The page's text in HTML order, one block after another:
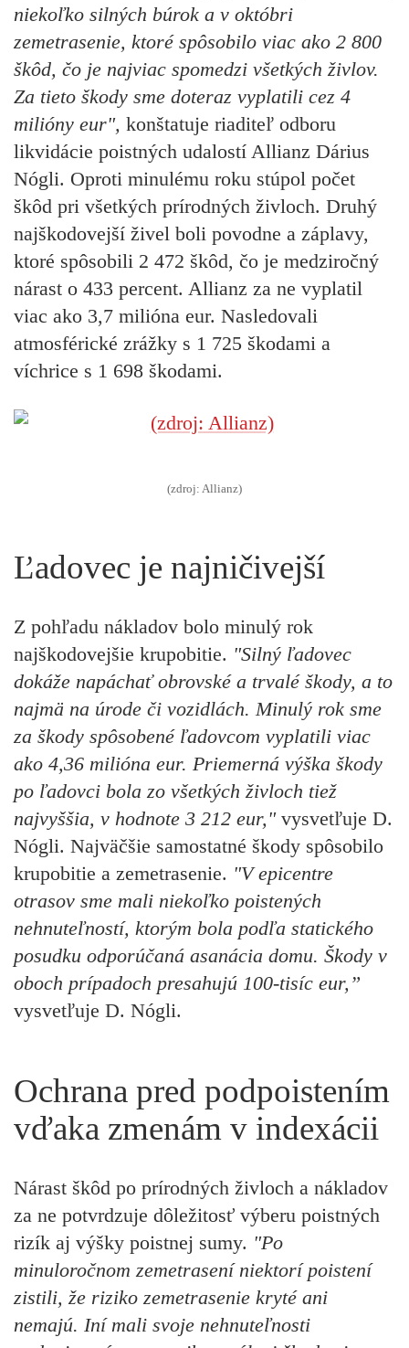
niekoľko silných búrok a v októbri
zemetrasenie, ktoré spôsobilo viac ako 2 800
škôd, čo je najviac spomedzi všetkých živlov.
Za tieto škody sme doteraz vyplatili cez 4
milióny eur", konštatuje riaditeľ odboru
likvidácie poistných udalostí Allianz Dárius
Nógli. Oproti minulému roku stúpol počet
škôd pri všetkých prírodných živloch. Druhý
najškodovejší živel boli povodne a záplavy,
ktoré spôsobili 2 472 škôd, čo je medziročný
nárast o 433 percent. Allianz za ne vyplatil
viac ako 3,7 milióna eur. Nasledovali
atmosférické zrážky s 1 725 škodami a
víchrice s 1 698 škodami.
(zdroj: Allianz)
Ľadovec je najničivejší
Z pohľadu nákladov bolo minulý rok
najškodovejšie krupobitie. "Silný ľadovec
dokáže napáchať obrovské a trvalé škody, a to
najmä na úrode či vozidlách. Minulý rok sme
za škody spôsobené ľadovcom vyplatili viac
ako 4,36 milióna eur. Priemerná výška škody
po ľadovci bola zo všetkých živloch tiež
najvyššia, v hodnote 3 212 eur," vysvetľuje D.
Nógli. Najväčšie samostatné škody spôsobilo
krupobitie a zemetrasenie. "V epicentre
otrasov sme mali niekoľko poistených
nehnuteľností, ktorým bola podľa statického
posudku odporúčaná asanácia domu. Škody v
oboch prípadoch presahujú 100-tisíc eur,”
vysvetľuje D. Nógli.
Ochrana pred podpoistením
vďaka zmenám v indexácii
Nárast škôd po prírodných živloch a nákladov
za ne potvrdzuje dôležitosť výberu poistných
rizík aj výšky poistnej sumy. "Po
minuloročnom zemetrasení niektorí poistení
zistili, že riziko zemetrasenie kryté ani
nemajú. Iní mali svoje nehnuteľnosti